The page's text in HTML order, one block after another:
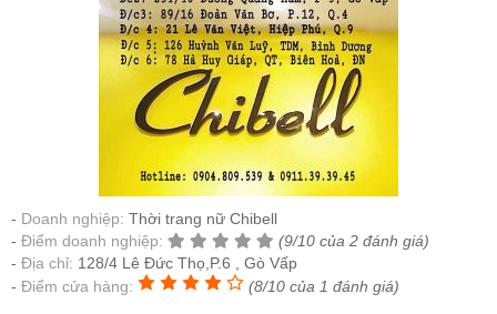
Doanh nghiệp: Thời trang nữ Chibell
Điểm doanh nghiệp:
(9/10 của 2 đánh giá)
Địa chỉ: 128/4 Lê Đức Thọ,P.6 , Gò Vấp
Điểm cửa hàng:
(8/10 của 1 đánh giá)